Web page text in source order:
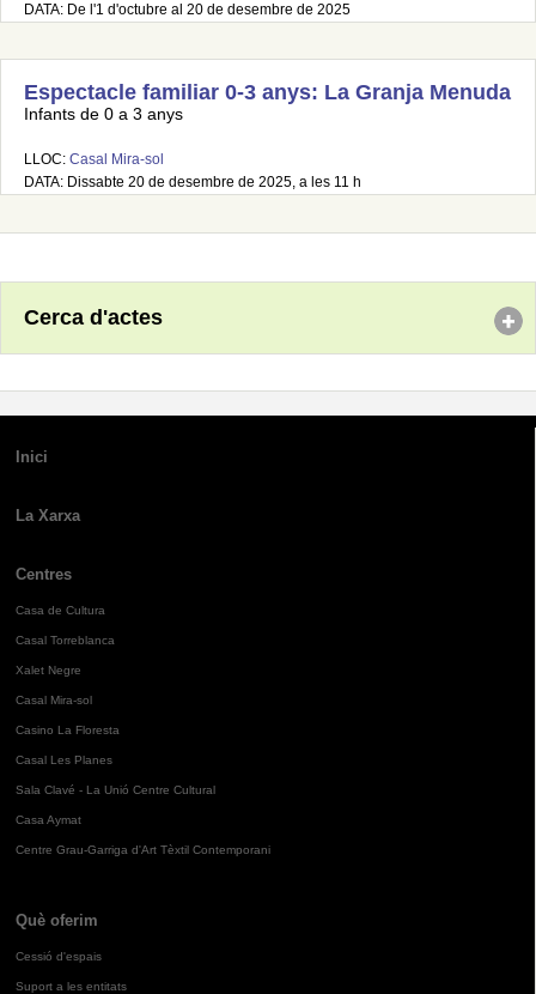
DATA: De l'1 d'octubre al 20 de desembre de 2025
Espectacle familiar 0-3 anys: La Granja Menuda
Infants de 0 a 3 anys
LLOC: Casal Mira-sol
DATA: Dissabte 20 de desembre de 2025, a les 11 h
Cerca d'actes
Inici
La Xarxa
Centres
Casa de Cultura
Casal Torreblanca
Xalet Negre
Casal Mira-sol
Casino La Floresta
Casal Les Planes
Sala Clavé - La Unió Centre Cultural
Casa Aymat
Centre Grau-Garriga d'Art Tèxtil Contemporani
Què oferim
Cessió d'espais
Suport a les entitats